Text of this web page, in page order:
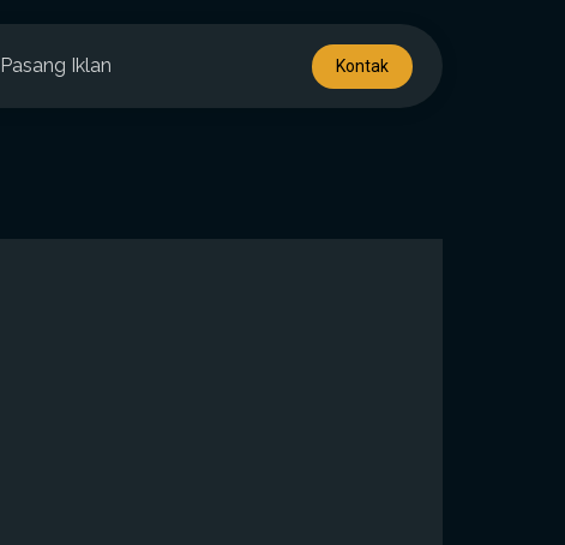
Pasang Iklan Kontak